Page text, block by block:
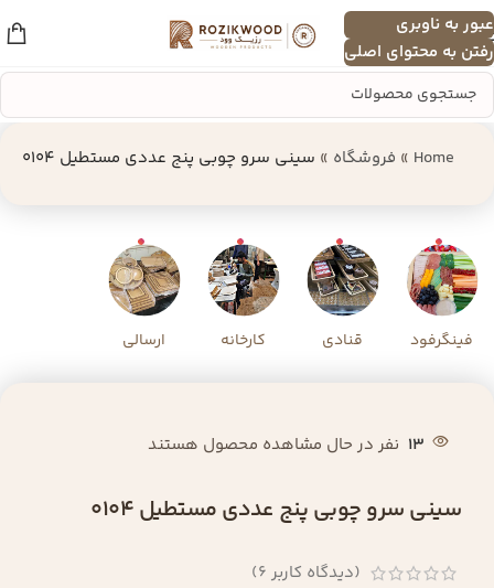
عبور به ناوبری
رفتن به محتوای اصلی
منو
Home
» فروشگاه » سینی سرو چوبی پنج عددی مستطیل 0104
فینگرفود قنادی کارخانه ارسالی
13 نفر در حال مشاهده محصول هستند
سینی سرو چوبی پنج عددی مستطیل 0104
(دیدگاه کاربر 6
)